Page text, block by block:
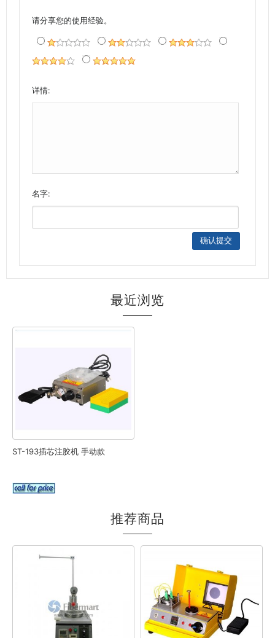
请分享您的使用经验。
详情:
名字:
最近浏览
ST-193插芯注胶机 手动款
推荐商品